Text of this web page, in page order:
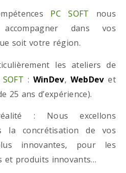
PC SOFT nous
dans vos
soit votre région.
les ateliers de
SOFT : WinDev, WebDev et
25 ans d’expérience).
: Nous excellons
la concrétisation de vos
innovantes, pour les
et produits innovants…